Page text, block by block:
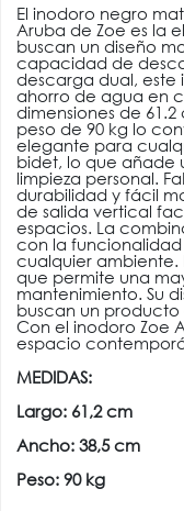
El inodoro negro
Aruba de Zoe es la
buscan un diseño
capacidad de
descarga dual, este
ahorro de agua en
dimensiones de
peso de 90 kg lo
elegante para
bidet, lo que añade
limpieza personal.
durabilidad y fácil
de salida vertical
espacios. La
con la
cualquier ambiente.
que permite una
mantenimiento. Su
buscan un
Con el inodoro Zoe
espacio
MEDIDAS:
Largo: 61,2 cm
Ancho: 38,5 cm
Peso: 90 kg